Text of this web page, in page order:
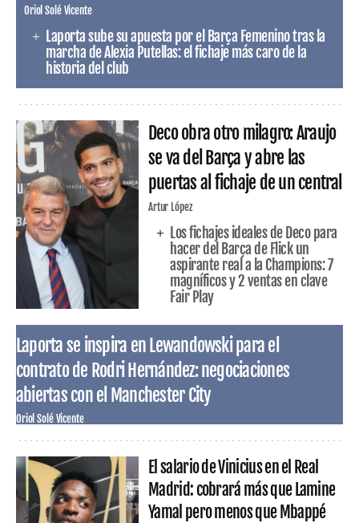
Oriol Solé Vicente
Laporta sube su apuesta por el Barça Femenino tras la
marcha de Alexia Putellas: el fichaje más caro de la
historia del club
Deco obra otro milagro: Araujo
se va del Barça y abre las
puertas al fichaje de un central
Artur López
Los fichajes ideales de Deco para
hacer del Barça de Flick un
aspirante real a la Champions: 7
magníficos y 2 ventas en clave
Fair Play
Laporta se inspira en Lewandowski para el
contrato de Rodri Hernández: negociaciones
abiertas con el Manchester City
Oriol Solé Vicente
El salario de Vinicius en el Real
Madrid: cobrará más que Lamine
Yamal pero menos que Mbappé